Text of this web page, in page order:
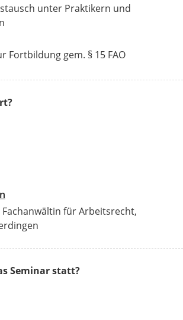
unter Praktikern und
Fortbildung gem. § 15 FAO
für Arbeitsrecht,
Seminar statt?